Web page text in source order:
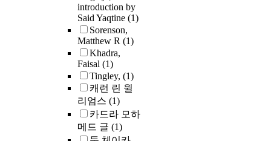
introduction by
Said Yaqtine (1)
Sorenson,
Matthew R (1)
Khadra,
Faisal (1)
Tingley, (1)
캐런 린 윌
리엄스 (1)
카드라 모하
메드 글 (1)